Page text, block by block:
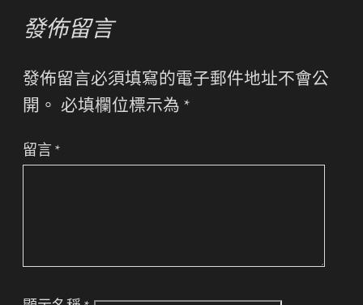
發佈留言
發佈留言必須填寫的電子郵件地址不會公
開。 必填欄位標示為 *
留言 *